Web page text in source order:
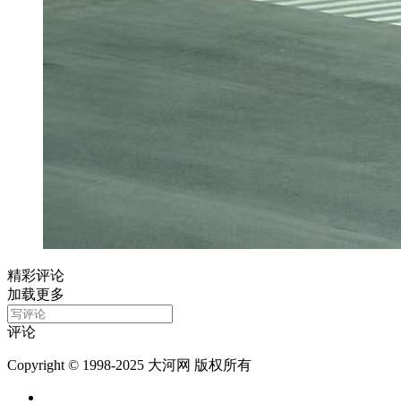
精彩评论
加载更多
评论
Copyright © 1998-2025 大河网 版权所有